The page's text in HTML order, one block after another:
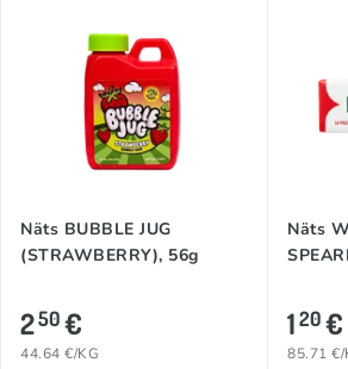
Näts BUBBLE JUG
(STRAWBERRY), 56g
250€
44.64 €/KG
Näts
120€
85.71 €/